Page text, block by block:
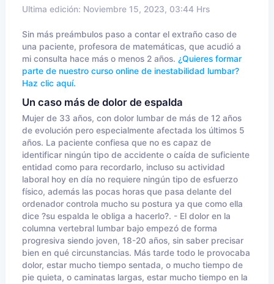
Ultima edición: Noviembre 15, 2023, 03:44 Hrs
Sin más preámbulos paso a contar el extraño caso de
una paciente, profesora de matemáticas, que acudió a
mi consulta hace más o menos 2 años. ¿Quieres formar
parte de nuestro curso online de inestabilidad lumbar?
Haz clic aquí.
Un caso más de dolor de espalda
Mujer de 33 años, con dolor lumbar de más de 12 años
de evolución pero especialmente afectada los últimos 5
años. La paciente confiesa que no es capaz de
identificar ningún tipo de accidente o caída de suficiente
entidad como para recordarlo, incluso su actividad
laboral hoy en día no requiere ningún tipo de esfuerzo
físico, además las pocas horas que pasa delante del
ordenador controla mucho su postura ya que como ella
dice ?su espalda le obliga a hacerlo?. - El dolor en la
columna vertebral lumbar bajo empezó de forma
progresiva siendo joven, 18-20 años, sin saber precisar
bien en qué circunstancias. Más tarde todo le provocaba
dolor, estar mucho tiempo sentada, o mucho tiempo de
pie quieta, o caminatas largas, estar mucho tiempo en la